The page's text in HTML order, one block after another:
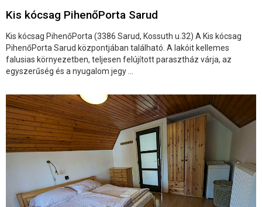
Kis kócsag PihenőPorta Sarud
Kis kócsag PihenőPorta (3386 Sarud, Kossuth u.32) A Kis kócsag
PihenőPorta Sarud központjában található. A lakóit kellemes
falusias környezetben, teljesen felújított parasztház várja, az
egyszerűség és a nyugalom jegy ...